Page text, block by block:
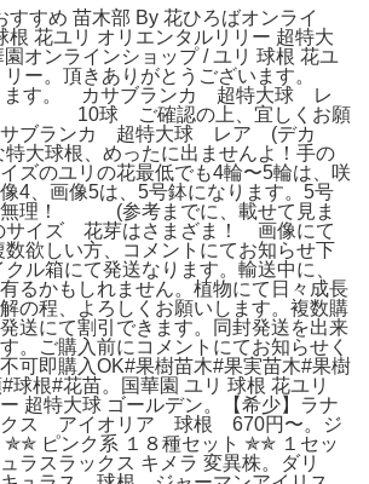
すすめ 苗木部 By 花ひろばオンライ
根 花ユリ オリエンタルリリー 超特大
オンラインショップ / ユリ 球根 花ユ
リー。頂きありがとうございます。
ます。 カサブランカ 超特大球 レ
ご確認の上、宜しくお願
サブランカ 超特大球 レア (デカ
球根、めったに出ませんよ！手の
ズのユリの花最低でも4輪〜5輪は、咲
4、画像5は、5号鉢になります。5号
無理！ (参考までに、載せて見ま
ズ 花芽はさまざま！ 画像にて
数欲しい方、コメントにてお知らせ下
箱にて発送なります。輸送中に、
るかもしれません。植物にて日々成長
の程、よろしくお願いします。複数購
送にて割引できます。同封発送を出来
。ご購入前にコメントにてお知らせく
可即購入OK#果樹苗木#果実苗木#果樹
球根#花苗。国華園 ユリ 球根 花ユリ
超特大球 ゴールデン。【希少】ラナ
ス アイオリア 球根 670円〜。ジ
✯✯ ピンク系 １８種セット ✯✯ １セッ
ラスラックス キメラ 変異株。ダリ